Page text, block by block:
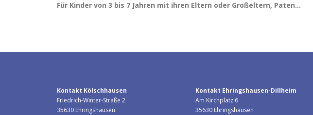
Für Kinder von 3 bis 7 Jahren mit ihren Eltern oder Großeltern, Paten…
Kontakt Kölschhausen
Friedrich-Winter-Straße 2
35630 Ehringshausen
Kontakt Ehringshausen-Dillheim
Am Kirchplatz 6
35630 Ehringshausen